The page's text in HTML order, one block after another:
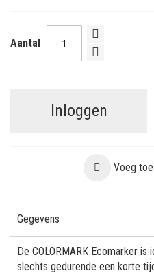
Aantal
Inloggen
Voeg
Gegevens
De COLORMARK Ecomarker
slechts gedurende een korte